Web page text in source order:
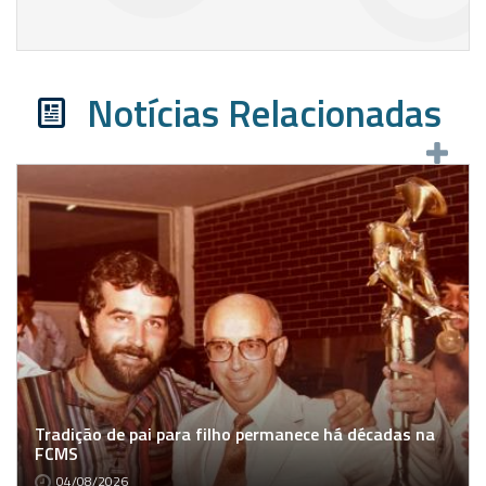
Notícias Relacionadas
Tradição de pai para filho permanece há décadas na
FCMS
04/08/2026